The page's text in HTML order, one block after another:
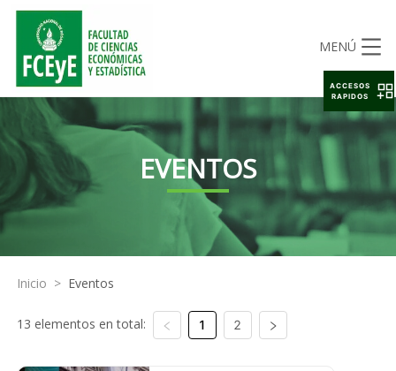
MENÚ
EVENTOS
Inicio > Eventos
13 elementos en total: 1 2
ACCESOS
RAPIDOS